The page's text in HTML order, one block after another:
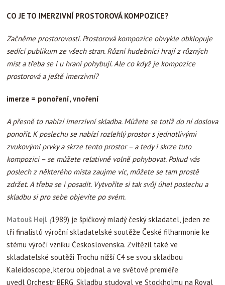
CO JE TO IMERZIVNÍ PROSTOROVÁ KOMPOZICE?
Začněme prostorovostí. Prostorová kompozice obvykle obklopuje
sedící publikum ze všech stran. Různí hudebníci hrají z různých
míst a třeba se i u hraní pohybují. Ale co když je kompozice
prostorová a ještě imerzivní?
imerze = ponoření, vnoření
A přesně to nabízí imerzivní skladba. Můžete se totiž do ní doslova
ponořit. K poslechu se nabízí rozlehlý prostor s jednotlivými
zvukovými prvky a skrze tento prostor – a tedy i skrze tuto
kompozici – se můžete relativně volně pohybovat. Pokud vás
poslech z některého místa zaujme víc, můžete se tam prostě
zdržet. A třeba se i posadit. Vytvoříte si tak svůj úhel poslechu a
skladbu si pro sebe objevíte po svém.
Matouš Hejl (1989) je špičkový mladý český skladatel, jeden ze
tří finalistů výroční skladatelské soutěže České filharmonie ke
stému výročí vzniku Československa. Zvítězil také ve
skladatelské soutěži Trochu nižší C4 se svou skladbou
Kaleidoscope, kterou objednal a ve světové premiéře
uvedl Orchestr BERG. Skladbu studoval ve Stockholmu na Royal